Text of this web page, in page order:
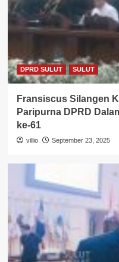
DPRD SULUT SULUT
Fransiscus Silangen
Paripurna DPRD
ke-61
villio September 23, 2025